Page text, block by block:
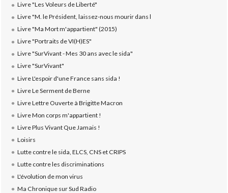
Livre "Les Voleurs de Liberté"
Livre "M. le Président, laissez-nous mourir dans l
Livre "Ma Mort m'appartient" (2015)
Livre "Portraits de VI(H)ES"
Livre "SurVivant - Mes 30 ans avec le sida"
Livre "SurVivant"
Livre L'espoir d'une France sans sida !
Livre Le Serment de Berne
Livre Lettre Ouverte à Brigitte Macron
Livre Mon corps m'appartient !
Livre Plus Vivant Que Jamais !
Loisirs
Lutte contre le sida, ELCS, CNS et CRIPS
Lutte contre les discriminations
L'évolution de mon virus
Ma Chronique sur Sud Radio